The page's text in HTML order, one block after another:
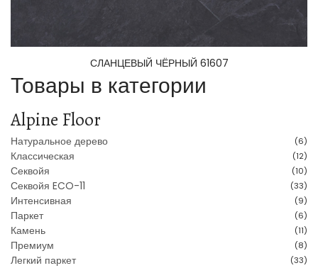
СЛАНЦЕВЫЙ ЧЁРНЫЙ 61607
Товары в категории
Alpine Floor
Натуральное дерево (6)
Классическая (12)
Секвойя (10)
Секвойя ECO-11 (33)
Интенсивная (9)
Паркет (6)
Камень (11)
Премиум (8)
Легкий паркет (33)